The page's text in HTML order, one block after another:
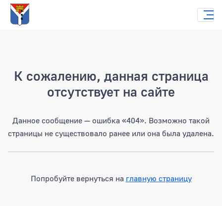
К сожалению, данная страница
отсутствует на сайте
Данное сообщение — ошибка «404». Возможно такой
страницы не существовало ранее или она была удалена.
Попробуйте вернуться на главную страницу